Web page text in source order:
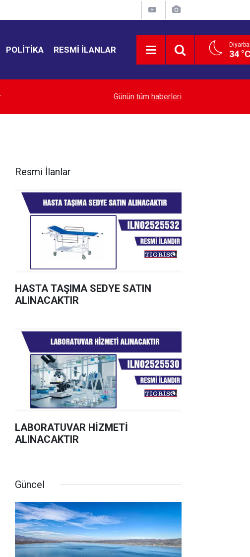
POLITIKA RESMI İLANLAR 34
MHP'li Feti Yıldız Abdullah Öcalan'ın çağrısını
Günün tüm haberleri
Resmi İlanlar
HASTA TAŞIMA SEDYE SATIN
ALINACAKTIR
LABORATUVAR HİZMETİ
ALINACAKTIR
Güncel